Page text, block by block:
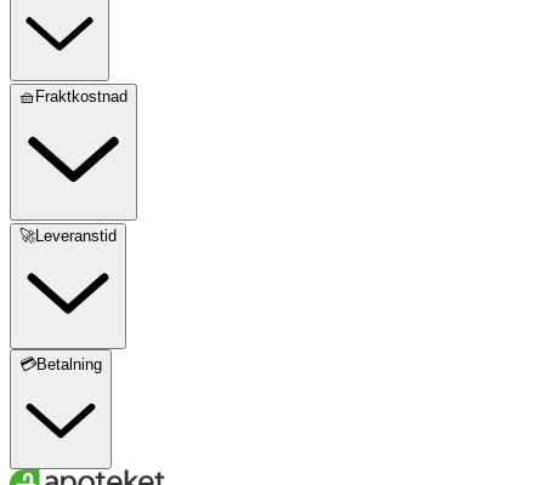
🧺Fraktkostnad
🚀Leveranstid
💳Betalning